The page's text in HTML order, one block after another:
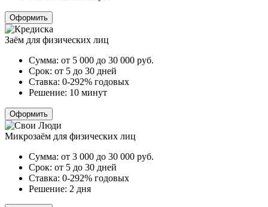
Оформить
Заём для физических лиц
Сумма: от 5 000 до 30 000 руб.
Срок: от 5 до 30 дней
Ставка: 0-292% годовых
Решение: 10 минут
Оформить
Микрозаём для физических лиц
Сумма: от 3 000 до 30 000 руб.
Срок: от 5 до 30 дней
Ставка: 0-292% годовых
Решение: 2 дня